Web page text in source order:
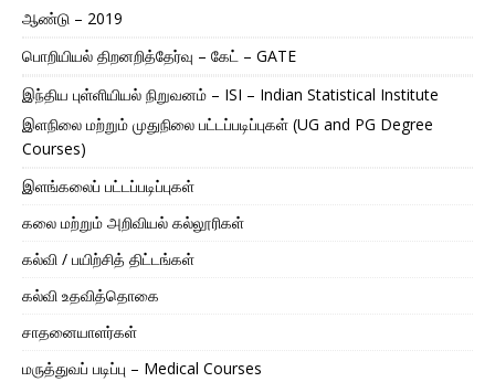
ஆண்டு – 2019
பொறியியல் திறனறித்தேர்வு – கேட் – GATE
இந்திய புள்ளியியல் நிறுவனம் – ISI – Indian Statistical Institute
இளநிலை மற்றும் முதுநிலை பட்டப்படிப்புகள் (UG and PG Degree
Courses)
இளங்கலைப் பட்டப்படிப்புகள்
கலை மற்றும் அறிவியல் கல்லூரிகள்
கல்வி / பயிற்சித் திட்டங்கள்
கல்வி உதவித்தொகை
சாதனையாளர்கள்
மருத்துவப் படிப்பு – Medical Courses